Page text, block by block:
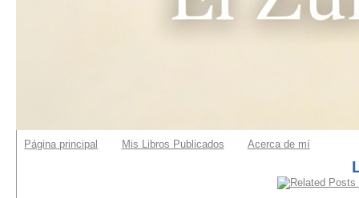
Página principal Mis Libros Publicados Acerca de mí